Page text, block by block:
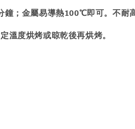
；金屬易導熱100℃即可。不耐
溫度烘烤或晾乾後再烘烤。